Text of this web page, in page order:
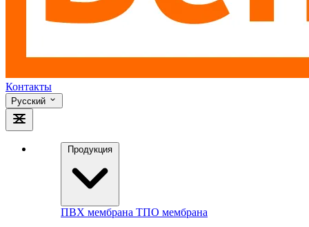
Контакты
Русский
Продукция
ПВХ мембрана ТПО мембрана